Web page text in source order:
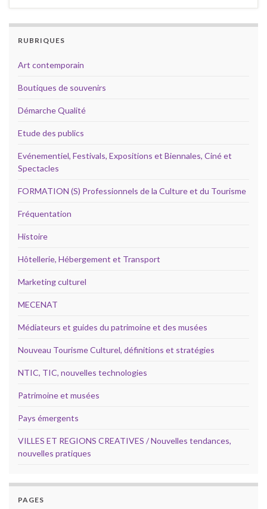
RUBRIQUES
Art contemporain
Boutiques de souvenirs
Démarche Qualité
Etude des publics
Evénementiel, Festivals, Expositions et Biennales, Ciné et
Spectacles
FORMATION (S) Professionnels de la Culture et du Tourisme
Fréquentation
Histoire
Hôtellerie, Hébergement et Transport
Marketing culturel
MECENAT
Médiateurs et guides du patrimoine et des musées
Nouveau Tourisme Culturel, définitions et stratégies
NTIC, TIC, nouvelles technologies
Patrimoine et musées
Pays émergents
VILLES ET REGIONS CREATIVES / Nouvelles tendances,
nouvelles pratiques
PAGES